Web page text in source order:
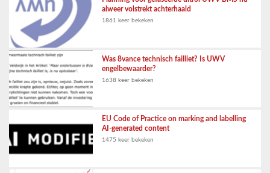
alweer volstrekt achterhaald
1861 keer bekeken
Was 8vance technisch failliet? Is UWV
engelbewaarder?
1638 keer bekeken
EU Code of Practice on marking and labelling
AI-generated content
1475 keer bekeken